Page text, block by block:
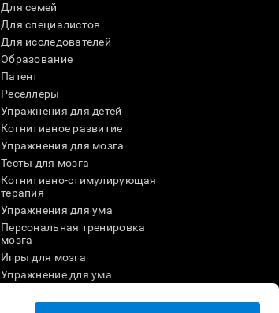
Для семей
Для специалистов
Для исследователей
Образование
Патент
Реселлеры
Упражнения для детей
Когнитивное развитие
Упражнения для мозга
Тесты для мозга
Когнитивно-стимулирующая
терапия
Упражнения для ума
Персональная тренировка
мозга
Игры для мозга
Упражнение для ума